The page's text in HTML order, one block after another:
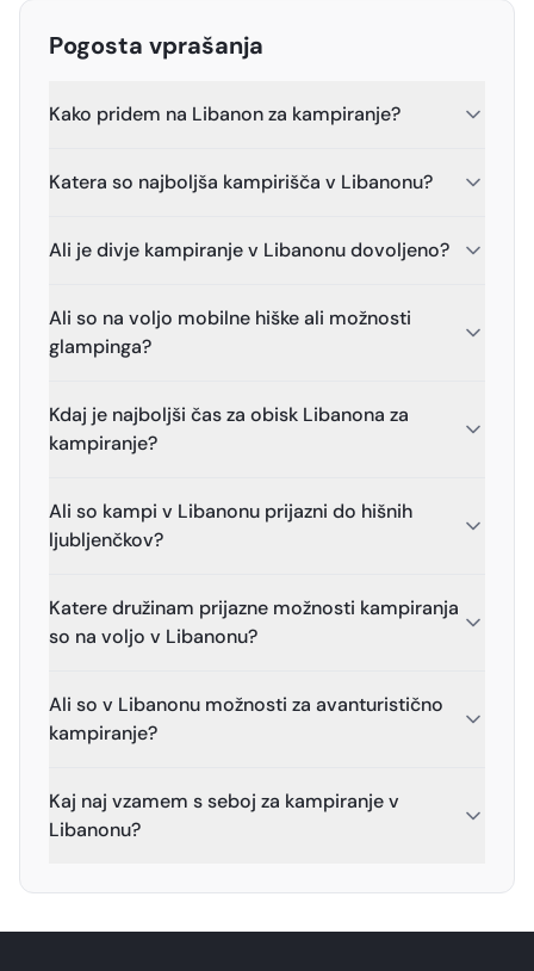
Pogosta vprašanja
Kako pridem na Libanon za kampiranje?
Katera so najboljša kampirišča v Libanonu?
Ali je divje kampiranje v Libanonu dovoljeno?
Ali so na voljo mobilne hiške ali možnosti
glampinga?
Kdaj je najboljši čas za obisk Libanona za
kampiranje?
Ali so kampi v Libanonu prijazni do hišnih
ljubljenčkov?
Katere družinam prijazne možnosti kampiranja
so na voljo v Libanonu?
Ali so v Libanonu možnosti za avanturistično
kampiranje?
Kaj naj vzamem s seboj za kampiranje v
Libanonu?